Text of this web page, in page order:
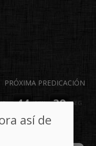
PRÓXIMA PREDICACIÓN
44 MIN 39 SEG
así de